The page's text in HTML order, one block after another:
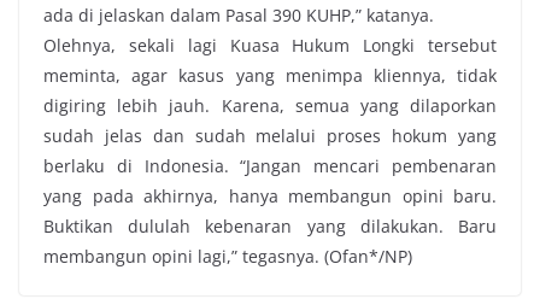
ada di jelaskan dalam Pasal 390 KUHP,” katanya.
Olehnya, sekali lagi Kuasa Hukum Longki tersebut
meminta, agar kasus yang menimpa kliennya, tidak
digiring lebih jauh. Karena, semua yang dilaporkan
sudah jelas dan sudah melalui proses hokum yang
berlaku di Indonesia. “Jangan mencari pembenaran
yang pada akhirnya, hanya membangun opini baru.
Buktikan dululah kebenaran yang dilakukan. Baru
membangun opini lagi,” tegasnya. (Ofan*/NP)